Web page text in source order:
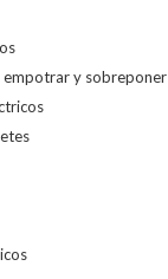
empotrar y sobreponer